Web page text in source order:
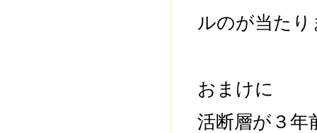
ルのが当た
おまけに
活断層が３